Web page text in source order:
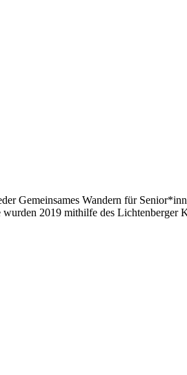
Gemeinsames Wandern für
2019 mithilfe des